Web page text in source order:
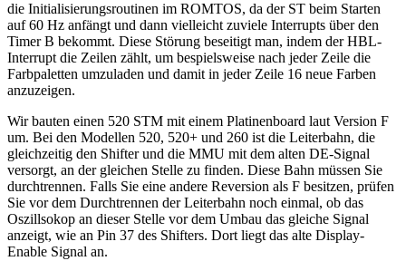
die Initialisierungsroutinen im ROMTOS, da der ST beim Starten
auf 60 Hz anfängt und dann vielleicht zuviele Interrupts über den
Timer B bekommt. Diese Störung beseitigt man, indem der HBL-
Interrupt die Zeilen zählt, um bespielsweise nach jeder Zeile die
Farbpaletten umzuladen und damit in jeder Zeile 16 neue Farben
anzuzeigen.
Wir bauten einen 520 STM mit einem Platinenboard laut Version F
um. Bei den Modellen 520, 520+ und 260 ist die Leiterbahn, die
gleichzeitig den Shifter und die MMU mit dem alten DE-Signal
versorgt, an der gleichen Stelle zu finden. Diese Bahn müssen Sie
durchtrennen. Falls Sie eine andere Reversion als F besitzen, prüfen
Sie vor dem Durchtrennen der Leiterbahn noch einmal, ob das
Oszillsokop an dieser Stelle vor dem Umbau das gleiche Signal
anzeigt, wie an Pin 37 des Shifters. Dort liegt das alte Display-
Enable Signal an.